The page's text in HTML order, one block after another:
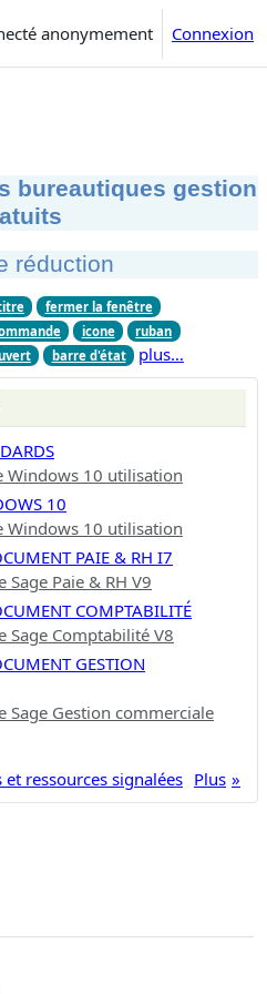
anonymement Connexion
bureautiques gestion
réduction
fermer la fenêtre
icone
ruban
barre d'état plus…
10 utilisation
10
10 utilisation
PAIE & RH I7
Paie & RH V9
COMPTABILITÉ
Sage Comptabilité V8
GESTION
Sage Gestion commerciale
Plus
et ressources signalées